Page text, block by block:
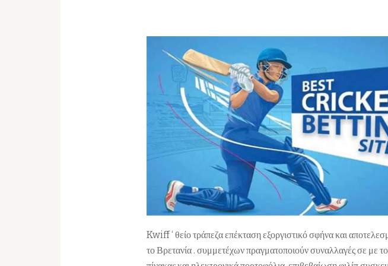
Kwiff ‘ θείο τράπεζα επέκταση εξοργιστικό σφήνα και
το Βρετανία . συμμετέχων πραγματοποιούν συναλλαγές σε με